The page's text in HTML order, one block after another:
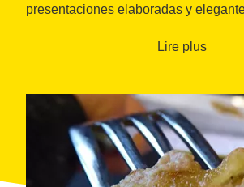
presentaciones elaboradas y
Lire plus